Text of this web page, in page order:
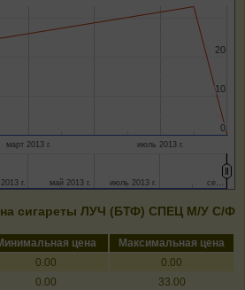
март 2013 г. июль 2013 г.
0
0
10
10
20
20
г.
г. май 2013 г.
май 2013 г. июль 2013 г.
июль 2013 г. се…
се…
сигареты ЛУЧ (БТФ) СПЕЦ М/У С/Ф
цена
Максимальная цена
0.00
0.00
0.00
33.00